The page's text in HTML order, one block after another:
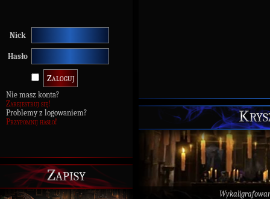
Nick
Hasło
Nie masz konta?
Zarejestruj się!
Problemy z logowaniem?
Przypomnij hasło!
Zapisy